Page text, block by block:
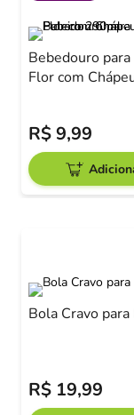
Bebedouro
Flor com
R$9,99
Bola Cravo
R$ 19,99